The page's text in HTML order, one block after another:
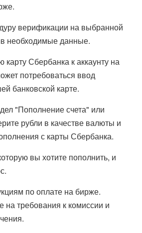
верификации на выбранной
необходимые данные.
Сбербанка к аккаунту на
потребоваться ввод
банковской карте.
"Пополнение счета" или
рубли в качестве валюты и
с карты Сбербанка.
вы хотите пополнить, и
по оплате на бирже.
на требования к комиссии и